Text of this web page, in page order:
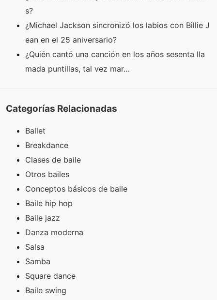
s?
¿Michael Jackson sincronizó los labios con Billie J
ean en el 25 aniversario?
¿Quién cantó una canción en los años sesenta lla
mada puntillas, tal vez mar…
Categorías Relacionadas
Ballet
Breakdance
Clases de baile
Otros bailes
Conceptos básicos de baile
Baile hip hop
Baile jazz
Danza moderna
Salsa
Samba
Square dance
Baile swing